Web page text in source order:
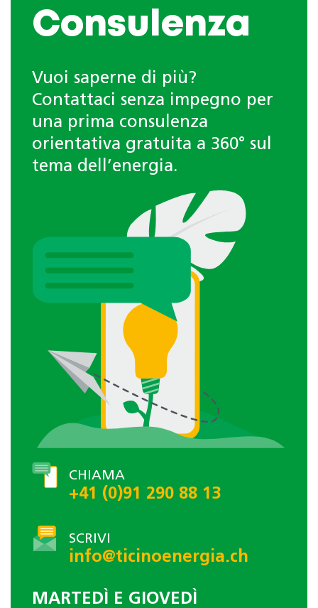
Consulenza
Vuoi saperne di più?
Contattaci senza impegno per
una prima consulenza
orientativa gratuita a 360° sul
tema dell’energia.
CHIAMA
+41 (0)91 290 88 13
SCRIVI
info@ticinoenergia.ch
MARTEDÌ E GIOVEDÌ